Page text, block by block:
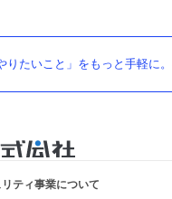
りたいこと」をもっと手軽に
ティ事業について